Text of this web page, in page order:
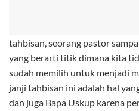
tahbisan, seorang pastor
yang berarti titik dimana kita
sudah memilih untuk menjadi
janji tahbisan ini adalah hal
dan juga Bapa Uskup karena